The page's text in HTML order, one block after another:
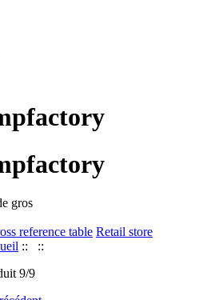
gros
reference table Retail store
::
::
9/9